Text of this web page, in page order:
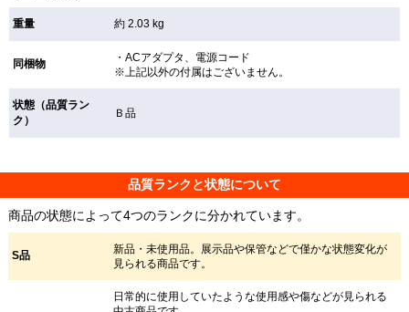
重量 約 2.03 kg
同梱物
・ACアダプタ、電源コード
※上記以外の付属はございません。
状態（品質ラン
ク）
Ｂ品
品質ランクと状態について
商品の状態によって4つのランクに分かれています。
S品
新品・未使用品。展示品や保管などで僅かな状態変化が
見られる商品です。
日常的に使用していたような使用感や傷などが見られる